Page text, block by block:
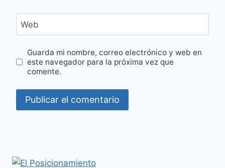
Web
Guarda mi nombre, correo electrónico y web en
este navegador para la próxima vez que
comente.